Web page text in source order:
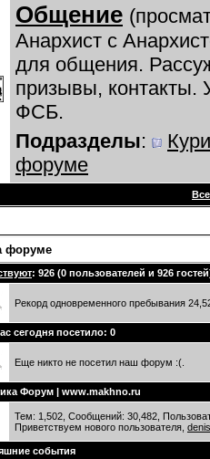
Общение
Анархист с
для общения.
призывы, контакты.
ФСБ.
Подразделы:
форуме
форуме
: 926 (0 пользователей и 926
Рекорд одновременного пребывания
сегодня посетило: 0
Еще никто не посетил наш форум :(.
Форум | www.makhno.ru
Тем: 1,502, Сообщений: 30,482,
Приветствуем нового пользователя,
события